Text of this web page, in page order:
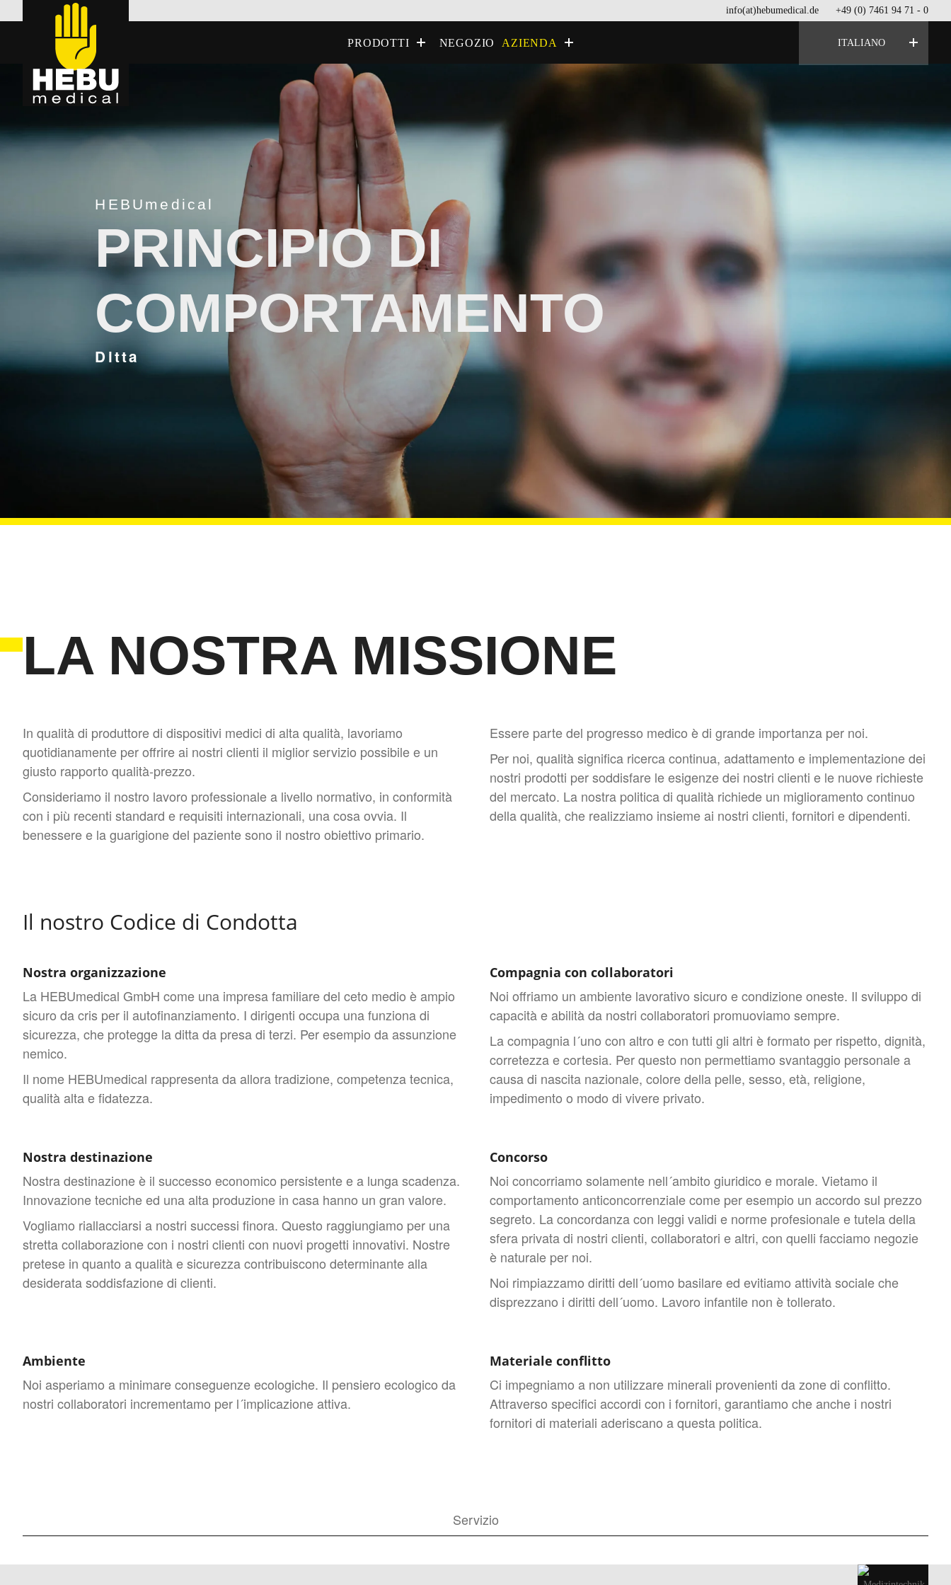
info(at)hebumedical.de +49 (0) 7461 94 71 - 0
PRODOTTI NEGOZIO AZIENDA ITALIANO
HEBUmedical
PRINCIPIO DI
COMPORTAMENTO
Ditta
LA NOSTRA MISSIONE
In qualità di produttore di dispositivi medici di alta qualità, lavoriamo
quotidianamente per offrire ai nostri clienti il ​​miglior servizio possibile e un
giusto rapporto qualità-prezzo.
Consideriamo il nostro lavoro professionale a livello normativo, in conformità
con i più recenti standard e requisiti internazionali, una cosa ovvia. Il
benessere e la guarigione del paziente sono il nostro obiettivo primario.
Essere parte del progresso medico è di grande importanza per noi.
Per noi, qualità significa ricerca continua, adattamento e implementazione dei
nostri prodotti per soddisfare le esigenze dei nostri clienti e le nuove richieste
del mercato. La nostra politica di qualità richiede un miglioramento continuo
della qualità, che realizziamo insieme ai nostri clienti, fornitori e dipendenti.
Il nostro Codice di Condotta
Nostra organizzazione
La HEBUmedical GmbH come una impresa familiare del ceto medio è ampio
sicuro da cris per il autofinanziamento. I dirigenti occupa una funziona di
sicurezza, che protegge la ditta da presa di terzi. Per esempio da assunzione
nemico.
Il nome HEBUmedical rappresenta da allora tradizione, competenza tecnica,
qualità alta e fidatezza.
Compagnia con collaboratori
Noi offriamo un ambiente lavorativo sicuro e condizione oneste. Il sviluppo di
capacità e abilità da nostri collaboratori promuoviamo sempre.
La compagnia l´uno con altro e con tutti gli altri è formato per rispetto, dignità,
corretezza e cortesia. Per questo non permettiamo svantaggio personale a
causa di nascita nazionale, colore della pelle, sesso, età, religione,
impedimento o modo di vivere privato.
Nostra destinazione
Nostra destinazione è il successo economico persistente e a lunga scadenza.
Innovazione tecniche ed una alta produzione in casa hanno un gran valore.
Vogliamo riallacciarsi a nostri successi finora. Questo raggiungiamo per una
stretta collaborazione con i nostri clienti con nuovi progetti innovativi. Nostre
pretese in quanto a qualità e sicurezza contribuiscono determinante alla
desiderata soddisfazione di clienti.
Concorso
Noi concorriamo solamente nell´ambito giuridico e morale. Vietamo il
comportamento anticoncorrenziale come per esempio un accordo sul prezzo
segreto. La concordanza con leggi validi e norme profesionale e tutela della
sfera privata di nostri clienti, collaboratori e altri, con quelli facciamo negozie
è naturale per noi.
Noi rimpiazzamo diritti dell´uomo basilare ed evitiamo attività sociale che
disprezzano i diritti dell´uomo. Lavoro infantile non è tollerato.
Ambiente
Noi asperiamo a minimare conseguenze ecologiche. Il pensiero ecologico da
nostri collaboratori incrementamo per l´implicazione attiva.
Materiale conflitto
Ci impegniamo a non utilizzare minerali provenienti da zone di conflitto.
Attraverso specifici accordi con i fornitori, garantiamo che anche i nostri
fornitori di materiali aderiscano a questa politica.
Servizio